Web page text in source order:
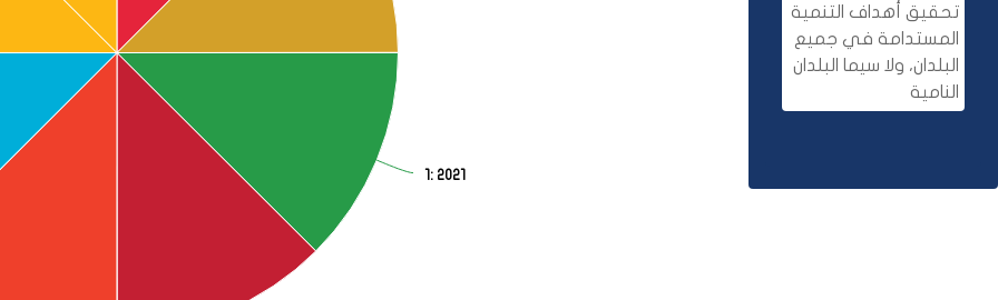
تحقيق أهداف التنمية
المستدامة في جميع
البلدان، ولا سيما البلدان
النامية
1 : 2021